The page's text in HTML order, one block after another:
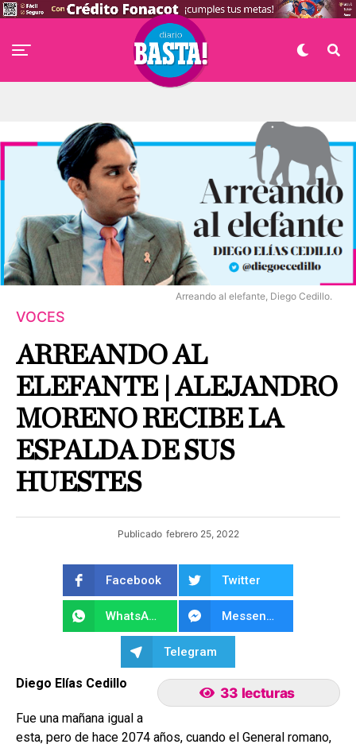
Arreando al elefante, Diego Cedillo.
VOCES
ARREANDO AL
ELEFANTE | ALEJANDRO
MORENO RECIBE LA
ESPALDA DE SUS
HUESTES
Publicado febrero 25, 2022
Facebook Twitter
WhatsApp Messenger
Telegram
33 lecturas
Diego Elías Cedillo
Fue una mañana igual a
esta, pero de hace 2074 años, cuando el General romano,